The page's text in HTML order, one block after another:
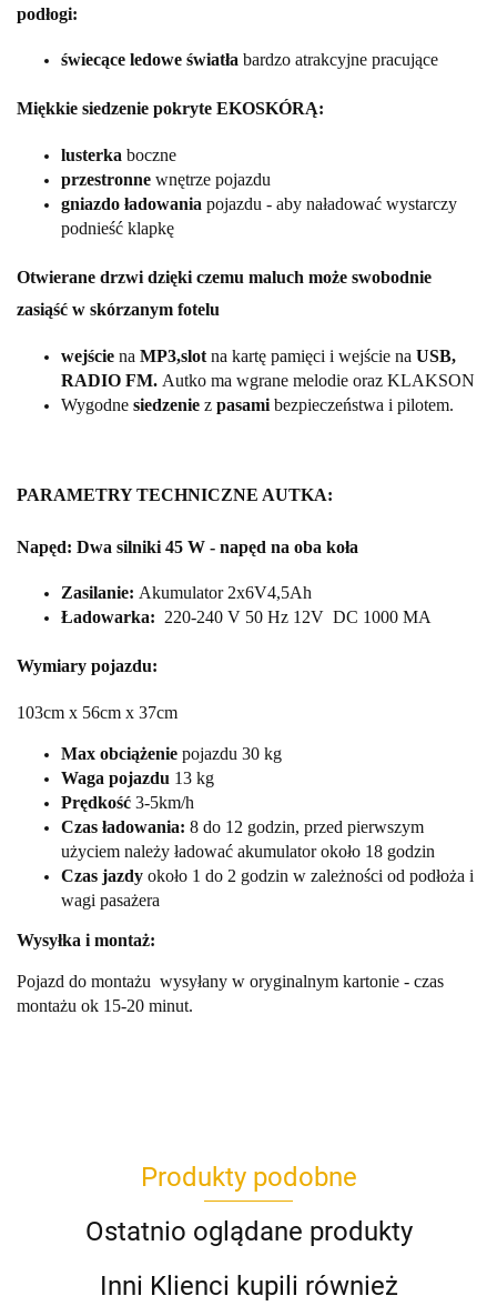
podłogi:
świecące ledowe światła bardzo atrakcyjne pracujące
Miękkie siedzenie pokryte EKOSKÓRĄ:
lusterka boczne
przestronne wnętrze pojazdu
gniazdo ładowania pojazdu - aby naładować wystarczy
podnieść klapkę
Otwierane drzwi dzięki czemu maluch może swobodnie
zasiąść w skórzanym fotelu
wejście na MP3,slot na kartę pamięci i wejście na USB,
RADIO FM. Autko ma wgrane melodie oraz KLAKSON
Wygodne siedzenie z pasami bezpieczeństwa i pilotem.
PARAMETRY TECHNICZNE AUTKA:
Napęd: Dwa silniki 45 W - napęd na oba koła
Zasilanie: Akumulator 2x6V4,5Ah
Ładowarka: 220-240 V 50 Hz 12V DC 1000 MA
Wymiary pojazdu:
103cm x 56cm x 37cm
Max obciążenie pojazdu 30 kg
Waga pojazdu 13 kg
Prędkość 3-5km/h
Czas ładowania: 8 do 12 godzin, przed pierwszym
użyciem należy ładować akumulator około 18 godzin
Czas jazdy około 1 do 2 godzin w zależności od podłoża i
wagi pasażera
Wysyłka i montaż:
Pojazd do montażu wysyłany w oryginalnym kartonie - czas
montażu ok 15-20 minut.
Produkty podobne
Ostatnio oglądane produkty
Inni Klienci kupili również